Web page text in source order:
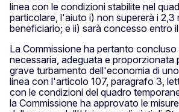
linea con le condizioni stabilite nel
particolare, l'aiuto i) non supererà i 2,3
beneficiario; e ii) sarà concesso entro
La Commissione ha pertanto concluso
necessaria, adeguata e proporzionata
grave turbamento dell'economia di
linea con l'articolo 107, paragrafo 3,
con le condizioni del quadro
la Commissione ha approvato le